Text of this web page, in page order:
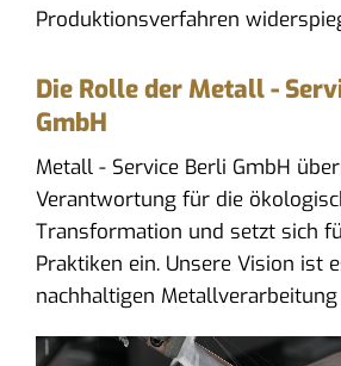
Produktionsverfahren
Die Rolle der Metall -
GmbH
Metall - Service Berli GmbH
Verantwortung für die
Transformation und setzt sich
Praktiken ein. Unsere Vision ist
nachhaltigen Metallverarbeitung